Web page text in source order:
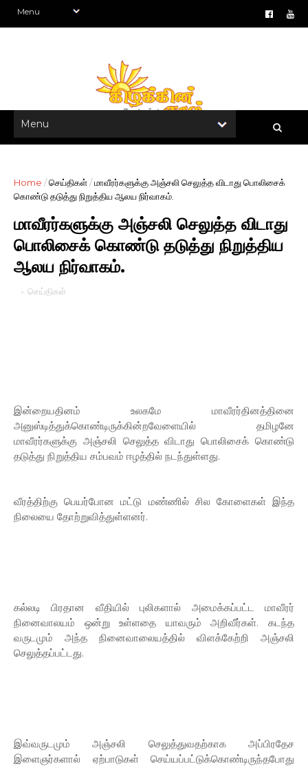
Home /செய்திகள்/மாவீரர்களுக்கு அஞ்சலி செலுத்த விடாது பொலிசைக்
கொண்டு தடுத்து நிறுத்திய ஆலய நிர்வாகம்.
மாவீரர்களுக்கு அஞ்சலி செலுத்த விடாது
பொலிசைக் கொண்டு தடுத்து நிறுத்திய
ஆலய நிர்வாகம்.
- செய்திகள்
இன்றையதினம் உலகமே மாவீரர்தினத்தினை
அனுஸ்டித்துக்கொண்டிருக்கின்றவேளையில் தமிழனே
மாவீரர்களுக்கு அஞ்சலி செலுத்த விடாது பொலிசைக் கொண்டு
தடுத்து நிறுத்திய சம்பவம் ஈழத்தில் நடந்துள்ளது.
வீரத்திற்கு பெயர்போன மட்டு மண்ணில் சில கோளைகள் இந்த
நிலையை தோற்றுவித்துள்ளனர்.
கல்லடி பிரதான வீதியில் புலிகளால் அமைக்கப்பட்ட மாவீரர்
நினைவாலயம் ஒன்று உள்ளதை யாவரும் அறிவீர்கள். கடந்த
வருடமும் அந்த நினைவாலையத்தில் விளக்கேற்றி அஞ்சலி
செலுத்தப்பட்டது.
இவ்வருடமும் அஞ்சலி செலுத்துவதற்காக அப்பிரதேச
இளைஞர்களால் ஏற்பாடுகள் செய்யப்பட்டுக்கொண்டிருந்தபோது